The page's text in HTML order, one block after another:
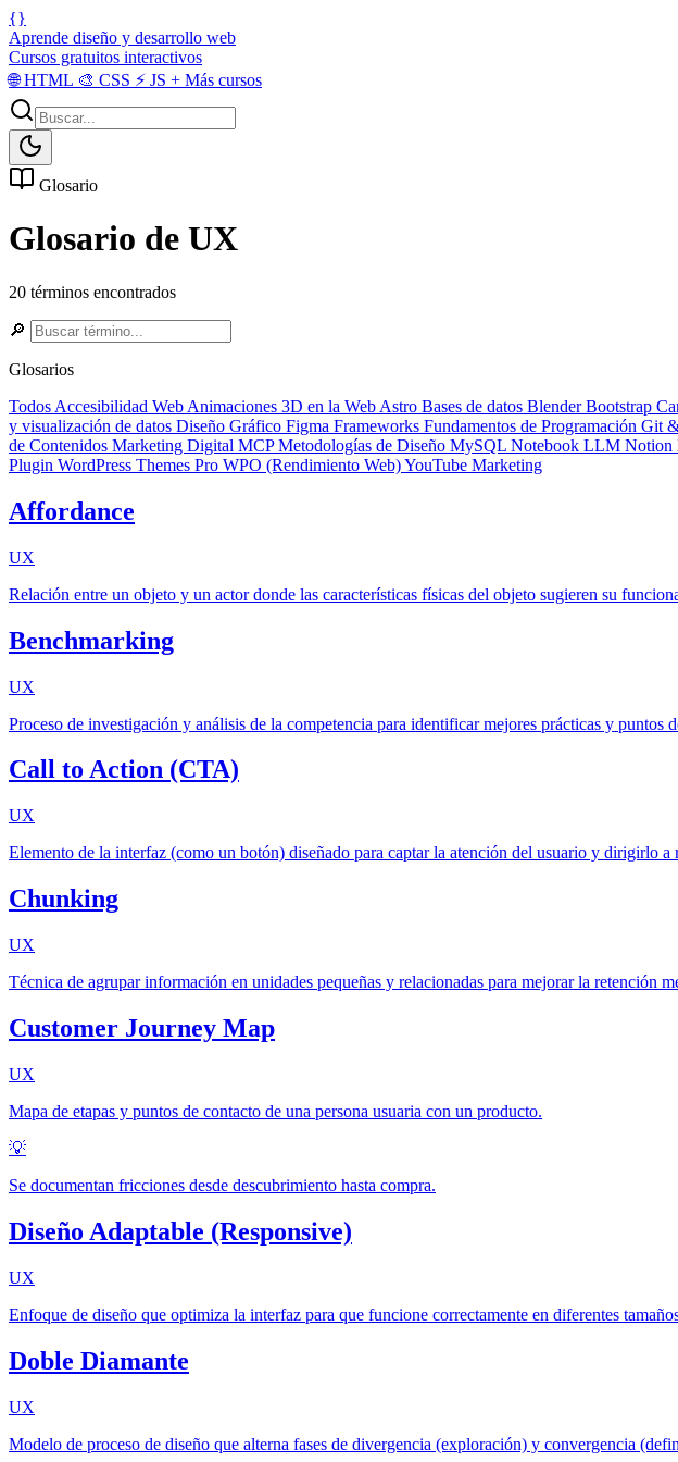
{}
Aprende diseño y desarrollo web
Cursos gratuitos interactivos
🌐HTML 🎨 CSS ⚡ JS + Más cursos
Glosario
Glosario de UX
20 términos encontrados
🔎
Glosarios
Todos Accesibilidad Web Animaciones 3D en la Web Astro Bases de datos BlenderBootstrap
y visualización de datos Diseño Gráfico Figma Frameworks Fundamentos de Programación Git
de Contenidos Marketing Digital MCPMetodologías de Diseño MySQL Notebook LLM Notion
Plugin WordPress Themes Pro WPO (Rendimiento Web)YouTube Marketing
Affordance
UX
Relación entre un objeto y un actor donde las características físicas del objeto sugieren su
Benchmarking
UX
Proceso de investigación y análisis de la competencia para identificar mejores prácticas y puntos
Call to Action (CTA)
UX
Elemento de la interfaz (como un botón) diseñado para captar la atención del usuario y dirigirlo a
Chunking
UX
Técnica de agrupar información en unidades pequeñas y relacionadas para mejorar la retención
Customer Journey Map
UX
Mapa de etapas y puntos de contacto de una persona usuaria con un producto.
💡
Se documentan fricciones desde descubrimiento hasta compra.
Diseño Adaptable (Responsive)
UX
Enfoque de diseño que optimiza la interfaz para que funcione correctamente en diferentes
Doble Diamante
UX
Modelo de proceso de diseño que alterna fases de divergencia (exploración) y convergencia